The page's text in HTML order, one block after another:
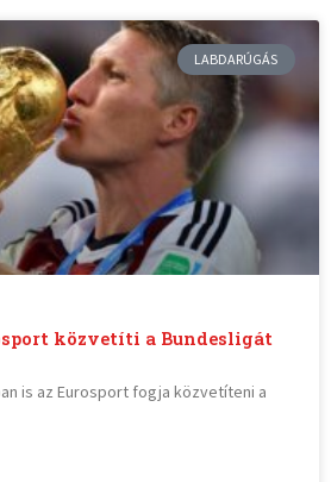
LABDARÚGÁS
közvetíti a Bundesligát
is az Eurosport fogja közvetíteni a